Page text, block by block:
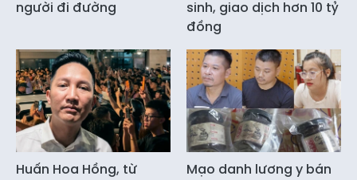
người đi đường
sinh, giao dịch hơn 10 tỷ
đồng
Huấn Hoa Hồng, từ
Mạo danh lương y bán